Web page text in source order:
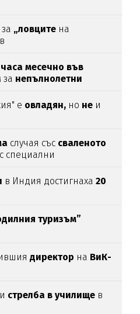
за „ловците на
месечно във
за непълнолетни
е овладян, но не и
случая със сваленото
специални
в Индия достигнаха20
туризъм”
директор на ВиК-
стрелба в училище в